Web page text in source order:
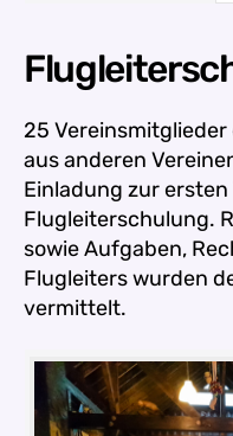
25 Vereinsmitglieder
aus anderen
Einladung zur
Flugleiterschulung.
sowie Aufgaben,
Flugleiters wurden
vermittelt.